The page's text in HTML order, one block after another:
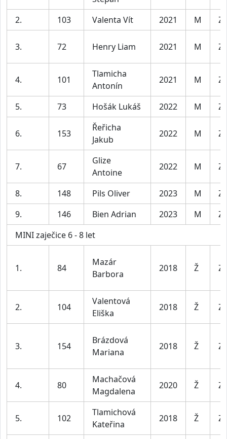
2.
103 Valenta Vít 2021 M
3. 72 Henry Liam 2021 M
4. 101
Tlamicha
Antonín
2021 M
5. 73 Hošák Lukáš 2022 M
6. 153
Řeřicha
Jakub
2022 M
7. 67
Glize
Antoine
2022 M
8. 148 Pils Oliver 2023 M
9.
146 Bien Adrian 2023 M
MINI zaječice 6 - 8 let
1. 84
Mazár
Barbora
2018 Ž
2. 104
Valentová
Eliška
2018 Ž
3. 154
Brázdová
Mariana
2018 Ž
4. 80
Machačová
Magdalena
2020 Ž
5. 102
Tlamichová
Kateřina
2018 Ž